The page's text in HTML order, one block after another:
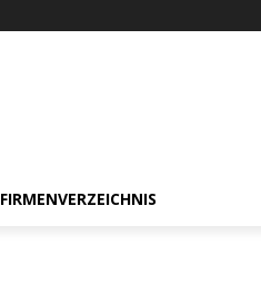
FIRMENVERZEICHNIS